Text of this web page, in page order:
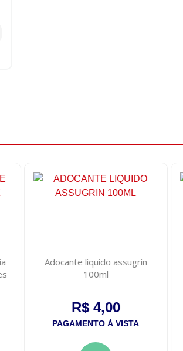
Adocante liquido assugrin
100ml
R$ 4,00
PAGAMENTO À VISTA